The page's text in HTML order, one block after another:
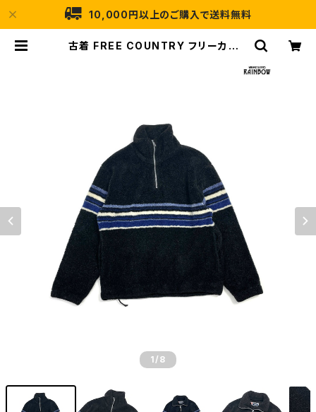
10,000円以上のご購入で送料無料
古着 FREE COUNTRY フリーカント
ー柄 ボア 長袖 アウター ヘビージャ
1 /8